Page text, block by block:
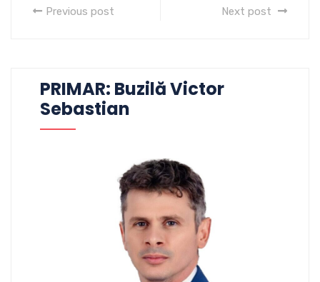
Previous post Next post
PRIMAR: Buzilă Victor
Sebastian